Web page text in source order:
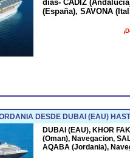
días- CÁDIZ
(España), SAVONA
DESDE DUBAI (EAU)
DUBAI (EAU), KHOR
(Oman), Navegacion,
AQABA (Jordania),